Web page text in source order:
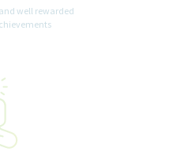
well rewarded